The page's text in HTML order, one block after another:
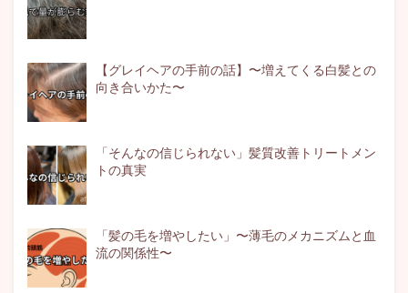
【グレイヘアの手前の話】〜増えてくる白髪との
向き合いかた〜
「そんなの信じられない」髪質改善トリートメン
トの真実
「髪の毛を増やしたい」〜薄毛のメカニズムと血
流の関係性〜